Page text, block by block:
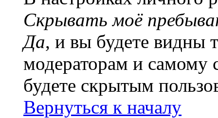
Скрывать моё
Да, и вы будете видны
модераторам и самому
будете скрытым
Вернуться к началу